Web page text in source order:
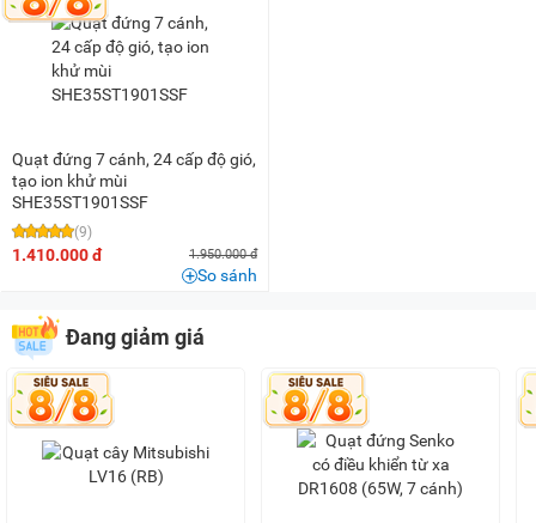
200K - 500K
(22)
500K - 1 triệu
2 triệu - 3 triệu
5 triệu - 8 triệu
(2)
Quạt đứng 7 cánh, 24 cấp độ gió,
tạo ion khử mùi
SHE35ST1901SSF
(9)
1.410.000 đ 1.950.000 đ
So sánh
Đang giảm giá